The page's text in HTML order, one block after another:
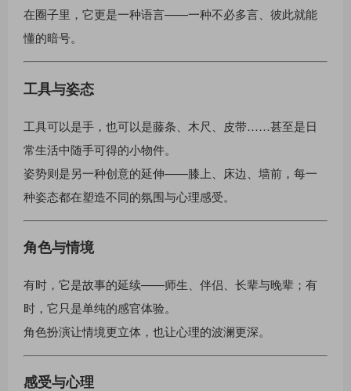
在圈子里，它更是一种语言——一种不必多言、彼此就能
懂的暗号。
工具与姿态
工具可以是手，也可以是藤条、木尺、皮带……甚至是日
常生活中随手可得的小物件。
姿势则是另一种创意的延伸——膝上、床边、墙前，每一
种姿态都在塑造不同的氛围与心理感受。
角色与情境
有时，它是故事的延续——师生、伴侣、长辈与晚辈；有
时，它只是单纯的感官体验。
角色扮演让情境更立体，也让心理的波澜更深。
感受与心理